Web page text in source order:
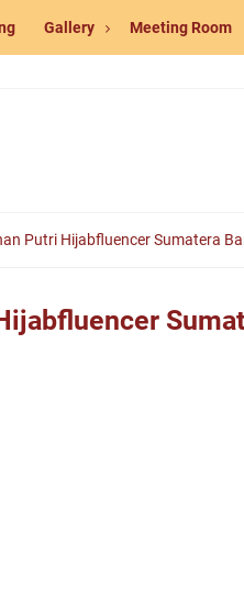
Gallery Meeting Room
Putri Hijabfluencer Sumatera